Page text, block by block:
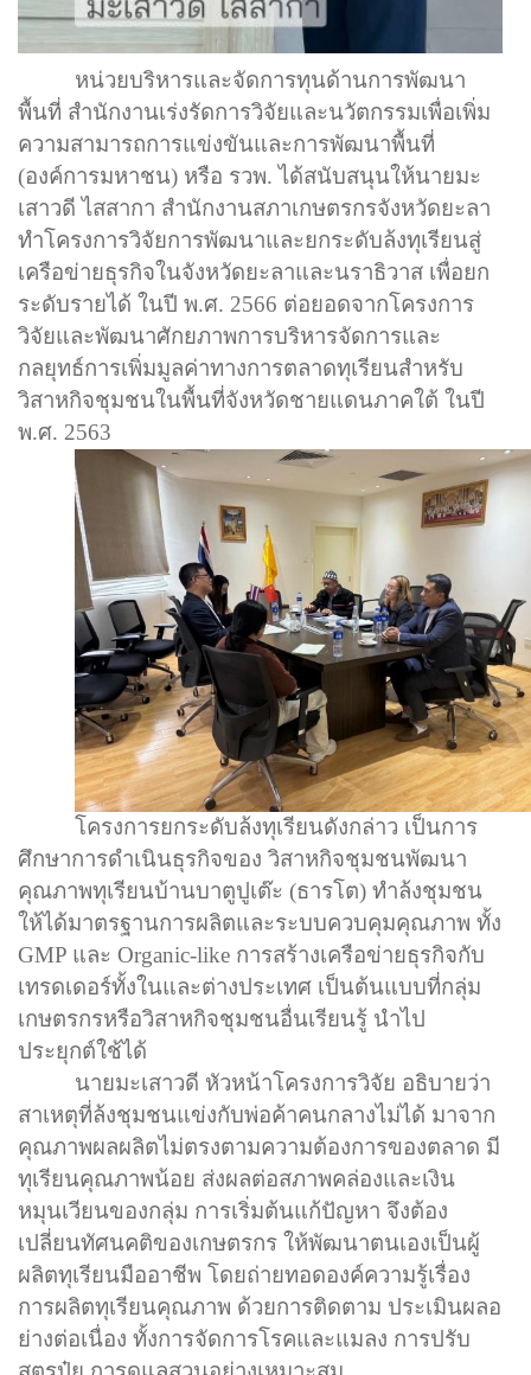
หน่วยบริหารและจัดการทุนด้านการพัฒนา
พื้นที่ สำนักงานเร่งรัดการวิจัยและนวัตกรรมเพื่อเพิ่ม
ความสามารถการแข่งขันและการพัฒนาพื้นที่
(องค์การมหาชน) หรือ รวพ. ได้สนับสนุนให้นายมะ
เสาวดี ไสสากา สำนักงานสภาเกษตรกรจังหวัดยะลา
ทำโครงการวิจัยการพัฒนาและยกระดับล้งทุเรียนสู่
เครือข่ายธุรกิจในจังหวัดยะลาและนราธิวาส เพื่อยก
ระดับรายได้ ในปี พ.ศ. 2566 ต่อยอดจากโครงการ
วิจัยและพัฒนาศักยภาพการบริหารจัดการและ
กลยุทธ์การเพิ่มมูลค่าทางการตลาดทุเรียนสำหรับ
วิสาหกิจชุมชนในพื้นที่จังหวัดชายแดนภาคใต้ ในปี
พ.ศ. 2563
โครงการยกระดับล้งทุเรียนดังกล่าว เป็นการ
ศึกษาการดำเนินธุรกิจของ วิสาหกิจชุมชนพัฒนา
คุณภาพทุเรียนบ้านบาตูปูเต๊ะ (ธารโต) ทำล้งชุมชน
ให้ได้มาตรฐานการผลิตและระบบควบคุมคุณภาพ ทั้ง
GMP และ Organic-like การสร้างเครือข่ายธุรกิจกับ
เทรดเดอร์ทั้งในและต่างประเทศ เป็นต้นแบบที่กลุ่ม
เกษตรกรหรือวิสาหกิจชุมชนอื่นเรียนรู้ นำไป
ประยุกต์ใช้ได้
นายมะเสาวดี หัวหน้าโครงการวิจัย อธิบายว่า
สาเหตุที่ล้งชุมชนแข่งกับพ่อค้าคนกลางไม่ได้ มาจาก
คุณภาพผลผลิตไม่ตรงตามความต้องการของตลาด มี
ทุเรียนคุณภาพน้อย ส่งผลต่อสภาพคล่องและเงิน
หมุนเวียนของกลุ่ม การเริ่มต้นแก้ปัญหา จึงต้อง
เปลี่ยนทัศนคติของเกษตรกร ให้พัฒนาตนเองเป็นผู้
ผลิตทุเรียนมืออาชีพ โดยถ่ายทอดองค์ความรู้เรื่อง
การผลิตทุเรียนคุณภาพ ด้วยการติดตาม ประเมินผลอ
ย่างต่อเนื่อง ทั้งการจัดการโรคและแมลง การปรับ